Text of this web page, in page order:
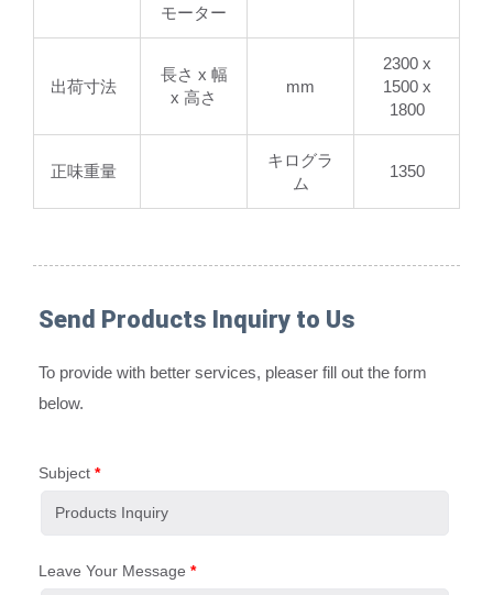
モーター
出荷寸法
長さ x 幅
x 高さ
mm
2300 x
1500 x
1800
正味重量
キログラ
ム
1350